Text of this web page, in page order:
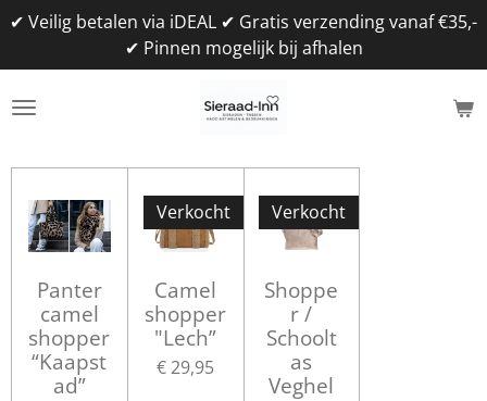
Ga
naar
de
✔ Veilig betalen via iDEAL ✔ Gratis verzending vanaf €35,-
✔ Pinnen mogelijk bij afhalen
Panter
camel
shopper
“Kaapst
ad”
Verkocht
Camel
shopper
"Lech”
€ 29,95
Verkocht
Shoppe
r /
Schoolt
as
Veghel